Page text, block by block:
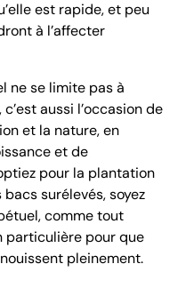
est rapide, et peu
à l’affecter
ne se limite pas à
aussi l’occasion de
et la nature, en
et de
pour la plantation
surélevés, soyez
comme tout
particulière pour que
pleinement.